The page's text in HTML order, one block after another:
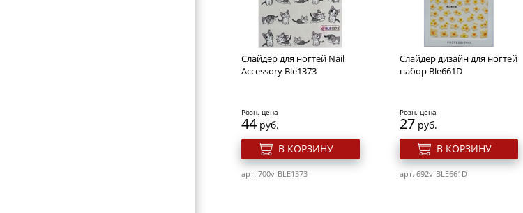
Слайдер для ногтей Nail
Accessory Ble1373
Розн. цена
44 руб.
В КОРЗИНУ
арт. 700v-BLE1373
Слайдер дизайн для ногтей
набор Ble661D
Розн. цена
27 руб.
В КОРЗИНУ
арт. 692v-BLE661D